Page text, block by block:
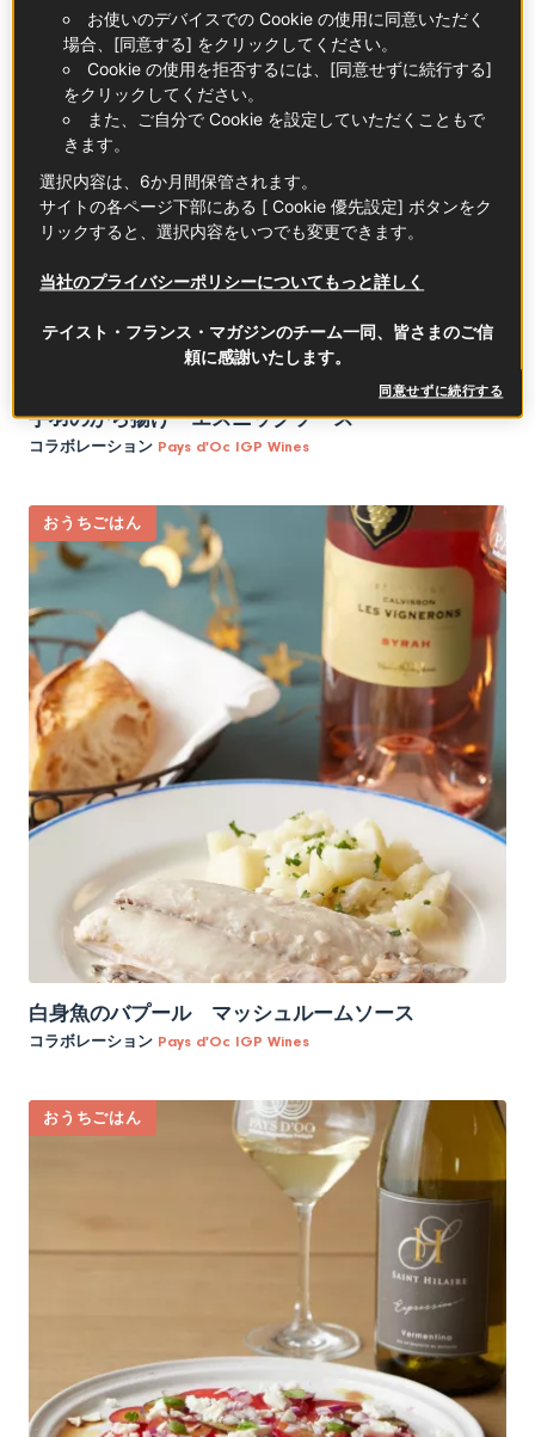
手羽のから揚げ エスニックソース
コラボレーション Pays d'Oc IGP Wines
おうちごはん
白身魚のバプール マッシュルームソース
コラボレーション Pays d'Oc IGP Wines
おうちごはん
お使いのデバイスでの Cookie の使用に同意いただく
場合、[同意する] をクリックしてください。
Cookie の使用を拒否するには、[同意せずに続行する]
をクリックしてください。
また、ご自分で Cookie を設定していただくこともで
きます。
選択内容は、6か月間保管されます。
サイトの各ページ下部にある [ Cookie 優先設定] ボタンをク
リックすると、選択内容をいつでも変更できます。
当社のプライバシーポリシーについてもっと詳しく
テイスト・フランス・マガジンのチーム一同、皆さまのご信
頼に感謝いたします。
同意せずに続行する